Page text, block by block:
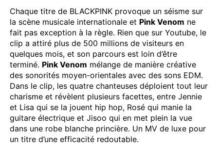
Chaque titre de BLACKPINK provoque un séisme sur
la scène musicale internationale et Pink Venom ne
fait pas exception à la règle. Rien que sur Youtube, le
clip a attiré plus de 500 millions de visiteurs en
quelques mois, et son parcours est loin d’être
terminé. Pink Venom mélange de manière créative
des sonorités moyen-orientales avec des sons EDM.
Dans le clip, les quatre chanteuses déploient tout leur
charisme et révèlent plusieurs facettes, entre Jennie
et Lisa qui se la jouent hip hop, Rosé qui manie la
guitare électrique et Jisoo qui en met plein la vue
dans une robe blanche princière. Un MV de luxe pour
un titre d’une efficacité redoutable.